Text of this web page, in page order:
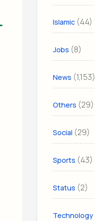
Islamic (44)
Jobs (8)
News (1,153)
Others (29)
Social (29)
Sports (43)
Status (2)
Technology